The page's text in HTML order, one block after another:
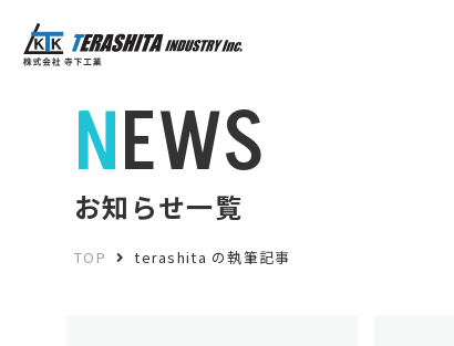
NEWS
お知らせ一覧
TOP terashita の執筆記事